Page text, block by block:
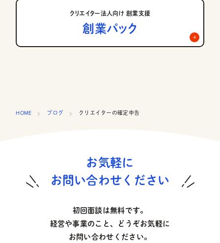
クリエイター法人向け 創業支援
創業パック
HOME ブログ クリエイターの確定申告
お気軽に
お問い合わせください
初回面談は無料です。
経営や事業のこと、どうぞお気軽に
お問い合わせください。